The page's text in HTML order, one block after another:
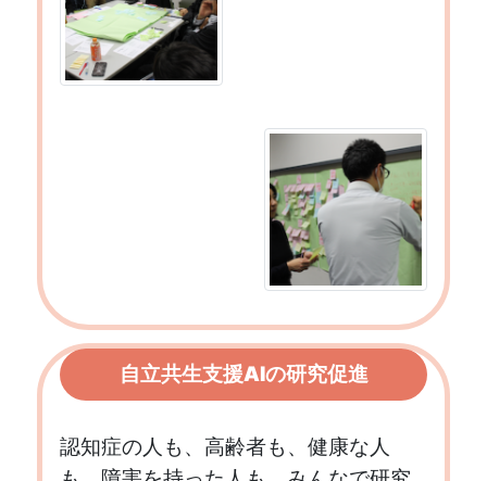
自立共生支援AIの研究促進
認知症の人も、高齢者も、健康な人